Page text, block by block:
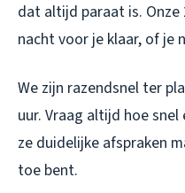
dat altijd paraat is.
nacht voor je klaar, of je
We zijn razendsnel ter
uur. Vraag altijd hoe
ze duidelijke afspraken
toe bent.